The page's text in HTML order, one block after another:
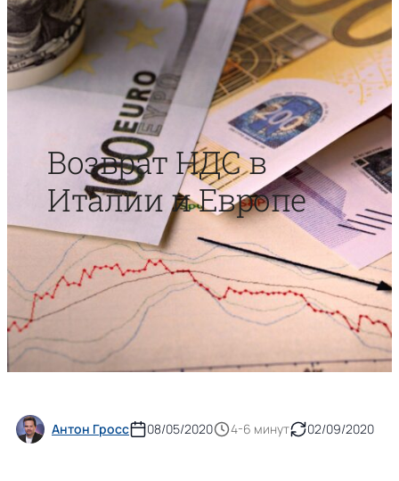
Возврат НДС в
Италии и Европе
Антон Гросс 08/05/2020 4-6 минут 02/09/2020